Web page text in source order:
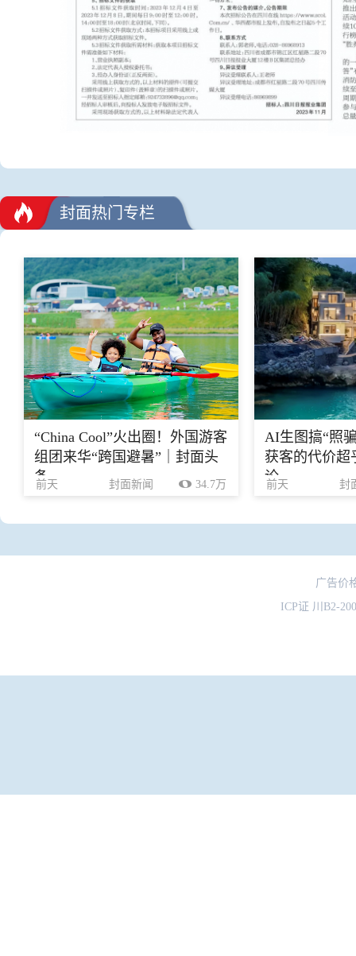
封面热门专栏
“China Cool”火出圈！外国游客
组团来华“跨国避暑”｜封面头
条
前天 封面新闻 34.7万
AI生图搞“照
获客的代价超
论
前天 封
广告价
ICP证 川B2-